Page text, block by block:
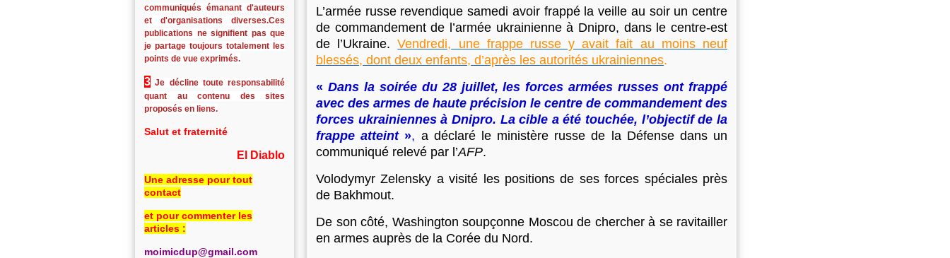
communiqués émanant d'auteurs
et d'organisations diverses.Ces
publications ne signifient pas que
je partage toujours totalement les
points de vue exprimés.
3 Je décline toute responsabilité
quant au contenu des sites
proposés en liens.
Salut et fraternité
El Diablo
Une adresse pour tout
contact
et pour commenter les
articles :
moimicdup@gmail.com
L’armée russe revendique samedi avoir frappé la veille au soir un centre
de commandement de l’armée ukrainienne à Dnipro, dans le centre-est
de l’Ukraine.Vendredi, une frappe russe y avait fait au moins neuf
blessés, dont deux enfants, d’après les autorités ukrainiennes.
« Dans la soirée du 28 juillet, les forces armées russes ont frappé
avec des armes de haute précision le centre de commandement des
forces ukrainiennes à Dnipro. La cible a été touchée, l’objectif de la
frappe atteint », a déclaré le ministère russe de la Défense dans un
communiqué relevé par l’AFP.
Volodymyr Zelensky a visité les positions de ses forces spéciales près
de Bakhmout.
De son côté, Washington soupçonne Moscou de chercher à se ravitailler
en armes auprès de la Corée du Nord.